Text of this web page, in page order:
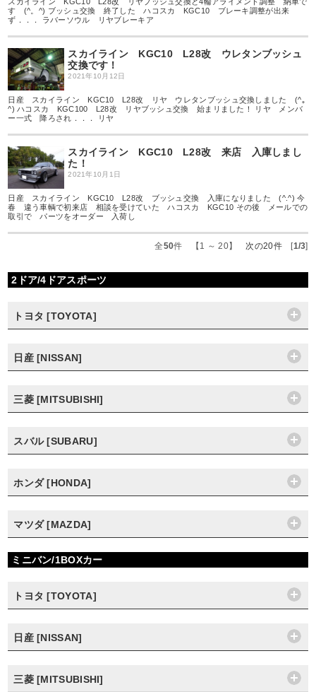
す (^。^) ブッシュ交換 終了した ハコスカ KGC10 ブレーキ調整が出来
ず．．． ラバーソウル リヤブレーキア
スカイライン KGC10 L28改 ウレタンブッシュ
交換です！
2021年10月12日
日産 スカイライン KGC10 L28改 リヤ ウレタンブッシュ交換しました (^｡
^) ハコスカ KGC100 L28改 リヤブッシュ交換 始まリました！ リヤ メンバ
ー一式 降ろされ．．． リヤ
スカイライン KGC10 L28改 来店 入庫しまし
た！
2021年10月1日
日産 スカイライン KGC10 L28改 ブッシュ交換 入庫になりました (^.^) 今
春 違う車輌で初来店 相談を受けていた ハコスカ KGC10 その後 メールでの
取引で パーツをオーダー 入荷し
全50件 【1 ～ 20】 次の20件[1/3]
2ドア/4ドアスポーツ
トヨタ [TOYOTA]
日産 [NISSAN]
三菱 [MITSUBISHI]
スバル [SUBARU]
ホンダ [HONDA]
マツダ [MAZDA]
ミニバン/1BOXカー
トヨタ [TOYOTA]
日産 [NISSAN]
三菱 [MITSUBISHI]